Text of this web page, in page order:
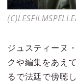
ジュスティーヌ
クや編集をあえ
るで法廷で傍聴